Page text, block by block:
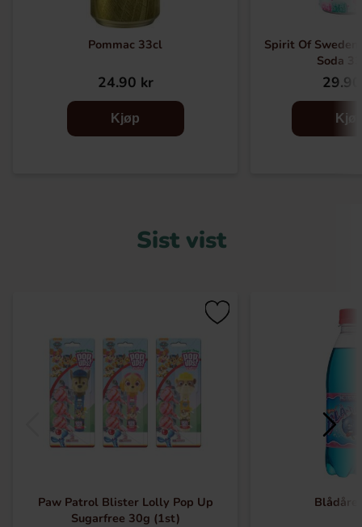
Pommac 33cl
24.90 kr
Kjøp
Spirit Of Sweden
Soda
Sist vist
Paw Patrol Blister Lolly Pop Up
Sugarfree 30g (1st)
Blådåre